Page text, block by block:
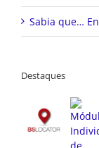
Sabia que…
Destaques